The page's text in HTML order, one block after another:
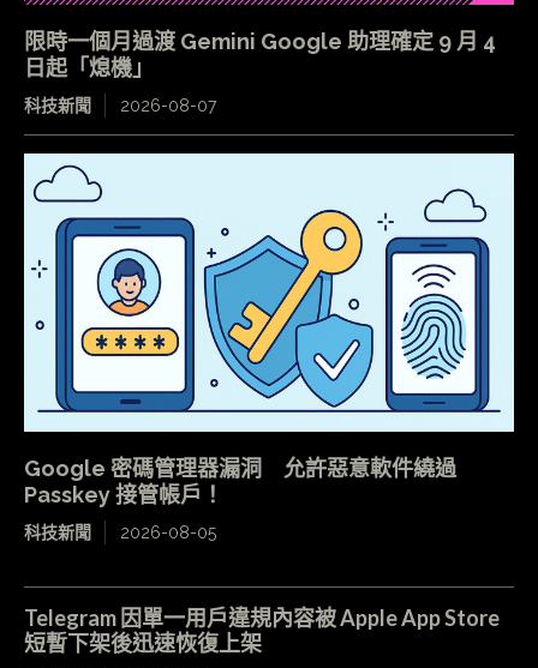
限時一個月過渡 Gemini Google 助理確定 9 月 4
日起「熄機」
科技新聞 2026-08-07
Google 密碼管理器漏洞 允許惡意軟件繞過
Passkey 接管帳戶！
科技新聞 2026-08-05
Telegram 因單一用戶違規內容被 Apple App Store
短暫下架後迅速恢復上架